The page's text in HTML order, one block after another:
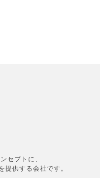
セプトに、
供する会社です。